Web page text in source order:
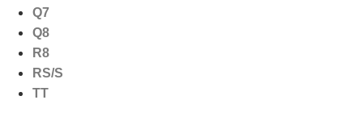
Q7
Q8
R8
RS/S
TT